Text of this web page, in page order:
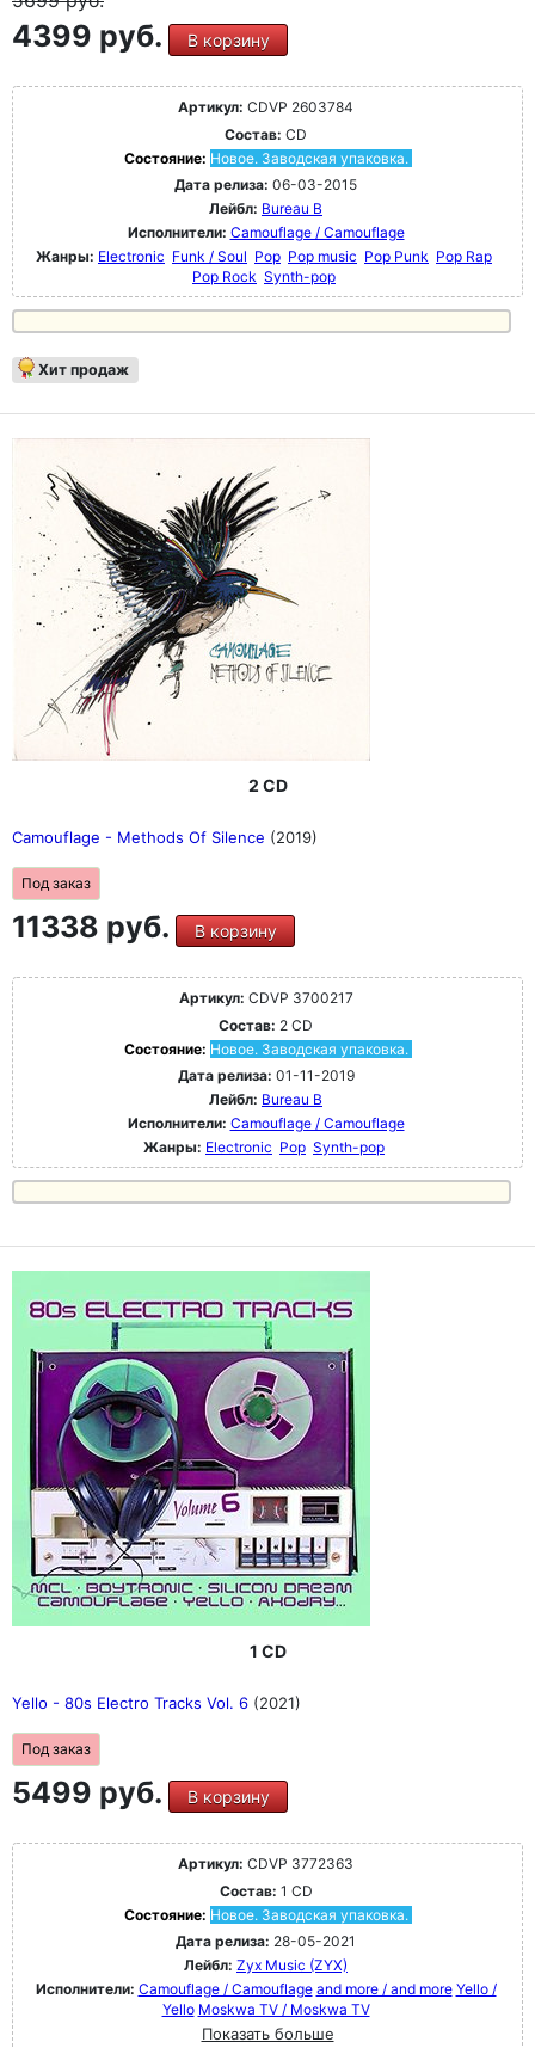
4399 руб. В корзину
Артикул: CDVP 2603784
Состав: CD
Состояние: Новое. Заводская упаковка.
Дата релиза: 06-03-2015
Лейбл: Bureau B
Исполнители: Camouflage / Camouflage
Жанры: Electronic Funk / Soul Pop Pop music Pop Punk Pop Rap
Pop Rock Synth-pop
Хит продаж
2 CD
Camouflage - Methods Of Silence (2019)
Под заказ
11338 руб. В корзину
Артикул: CDVP 3700217
Состав: 2 CD
Состояние: Новое. Заводская упаковка.
Дата релиза: 01-11-2019
Лейбл: Bureau B
Исполнители: Camouflage / Camouflage
Жанры: Electronic Pop Synth-pop
1 CD
Yello - 80s Electro Tracks Vol. 6 (2021)
Под заказ
5499 руб. В корзину
Артикул: CDVP 3772363
Состав: 1 CD
Состояние: Новое. Заводская упаковка.
Дата релиза: 28-05-2021
Лейбл: Zyx Music (ZYX)
Исполнители: Camouflage / Camouflage and more / and more Yello /
Yello Moskwa TV / Moskwa TV
Показать больше